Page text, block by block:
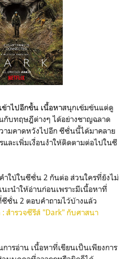
าไปอีกขั้น เนื้อหาสนุกเข้มข้นแต่ดู
กับทฤษฎีต่างๆ ได้อย่างชาญฉลาด
ามคาดหวังไปอีก ซีซั่นนี้ได้มาคลาย
ละเพิ่มเงื่อนงำให้ติดตามต่อไปในซี
ำใบ้ในซีซั่น 2 กันต่อ ส่วนใครที่ยังไม่
ะนำให้อ่านก่อนเพราะมีเนื้อหาที่
ซีซั่น 2 ตอบคำถามไว้บ้างแล้ว
สำรวจซีรีส์ "Dark" กับศาสนา
ารอ่าน เนื้อหาที่เขียนเป็นเพียงการ